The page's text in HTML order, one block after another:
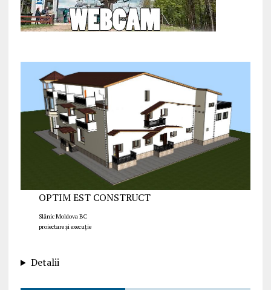
OPTIM EST CONSTRUCT
Slănic Moldova BC
proiectare și execuție
Detalii